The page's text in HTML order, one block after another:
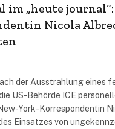
im „heute journal“:
Nicola
der Ausstrahlung eines
US-Behörde ICE
York-Korrespondentin
Einsatzes von